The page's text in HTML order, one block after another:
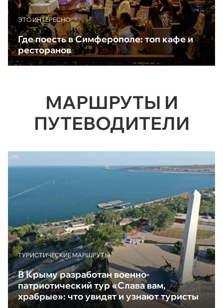
ЭТО ИНТЕРЕСНО
Где поесть в Симферополе: топ кафе и
ресторанов
МАРШРУТЫ И
ПУТЕВОДИТЕЛИ
ТУРИСТИЧЕСКИЕ МАРШРУТЫ
В Крыму разработан военно-
патриотический тур «Слава вам,
храбрые»: что увидят и узнают туристы